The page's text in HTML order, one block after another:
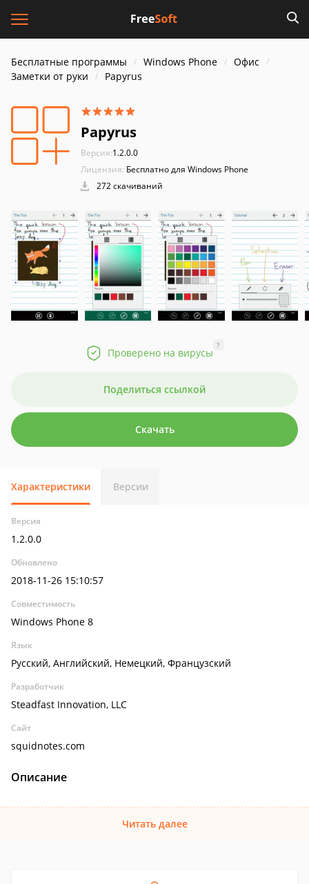
Бесплатные программы Windows Phone
Офис
Заметки от руки
Papyrus
Papyrus
Версия:1.2.0.0
Лицензия: Бесплатно для Windows Phone
272 скачиваний
Проверено на вирусы
?
Поделиться ссылкой
Скачать
Характеристики Версии
Версия
1.2.0.0
Обновлено
2018-11-26 15:10:57
Совместимость
Windows Phone 8
Язык
Русский, Английский, Немецкий, Французский
Разработчик
Steadfast Innovation, LLC
Сайт
squidnotes.com
Описание
Читать далее